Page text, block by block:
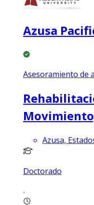
Azusa
Asesoramiento de
Azusa,
Doctorado